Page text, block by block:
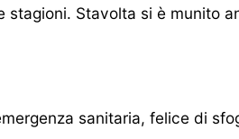
Stavolta si è munito
sanitaria, felice di